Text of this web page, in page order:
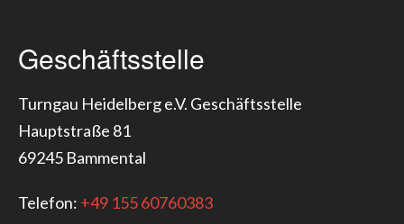
Geschäftsstelle
Turngau Heidelberg e.V. Geschäftsstelle
Hauptstraße 81
69245 Bammental
Telefon: +49 155 60760383